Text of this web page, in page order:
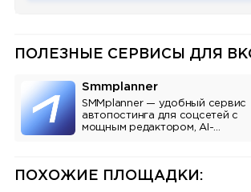
ПОЛЕЗНЫЕ СЕРВИСЫ ДЛЯ
Smmplanner
SMMplanner — удобный сервис
автопостинга для соцсетей с
мощным редактором, AI-
ПОХОЖИЕ ПЛОЩАДКИ: